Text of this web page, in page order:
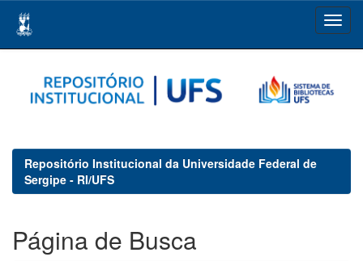
navigation
Repositório Institucional da Universidade Federal de
Sergipe - RI/UFS
Página de Busca